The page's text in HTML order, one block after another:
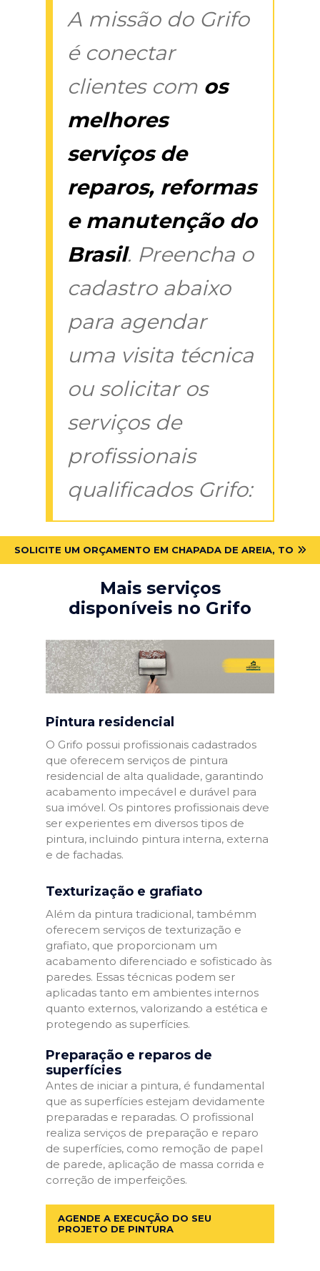
A missão do Grifo
é conectar
clientes com os
melhores
serviços de
reparos, reformas
e manutenção do
Brasil. Preencha o
cadastro abaixo
para agendar
uma visita técnica
ou solicitar os
serviços de
profissionais
qualificados Grifo:
SOLICITE UM ORÇAMENTO EM CHAPADA DE AREIA, TO
Mais serviços
disponíveis no Grifo
Pintura residencial
O Grifo possui profissionais cadastrados
que oferecem serviços de pintura
residencial de alta qualidade, garantindo
acabamento impecável e durável para
sua imóvel. Os pintores profissionais deve
ser experientes em diversos tipos de
pintura, incluindo pintura interna, externa
e de fachadas.
Texturização e grafiato
Além da pintura tradicional, tambémm
oferecem serviços de texturização e
grafiato, que proporcionam um
acabamento diferenciado e sofisticado às
paredes. Essas técnicas podem ser
aplicadas tanto em ambientes internos
quanto externos, valorizando a estética e
protegendo as superfícies.
Preparação e reparos de
superfícies
Antes de iniciar a pintura, é fundamental
que as superfícies estejam devidamente
preparadas e reparadas. O profissional
realiza serviços de preparação e reparo
de superfícies, como remoção de papel
de parede, aplicação de massa corrida e
correção de imperfeições.
AGENDE A EXECUÇÃO DO SEU
PROJETO DE PINTURA